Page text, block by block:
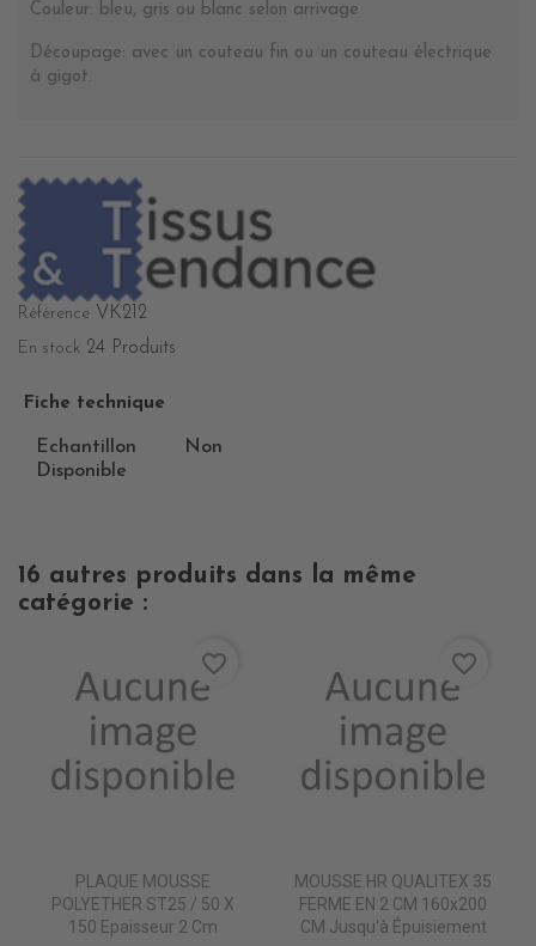
Couleur: bleu, gris ou blanc selon arrivage
Découpage: avec un couteau fin ou un couteau électrique
à gigot.
Référence VK212
En stock 24 Produits
Fiche technique
Echantillon
Disponible
Non
16 autres produits dans la même
catégorie :
PLAQUE MOUSSE
POLYETHER ST25 / 50 X
150 Epaisseur 2 Cm
favorite_border
MOUSSE HR QUALITEX 35
FERME EN 2 CM 160x200
CM Jusqu'à Épuisiement
favorite_border